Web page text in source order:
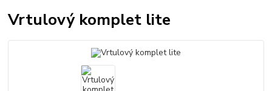
Vrtulový komplet lite